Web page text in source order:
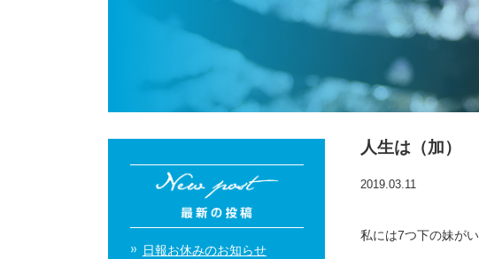
人生は（加）
2019.03.11
私には7つ下の妹がい
日報お休みのお知らせ